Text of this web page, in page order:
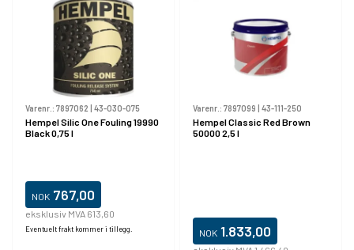
Varenr.: 7897062 | 43-030-075
Hempel Silic One Fouling 19990
Black 0,75 l
NOK 767,00
eksklusiv MVA 613,60
Eventuelt frakt kommer i tillegg.
Varenr.: 7897099 | 43-111-250
Hempel Classic Red Brown
50000 2,5 l
NOK 1.833,00